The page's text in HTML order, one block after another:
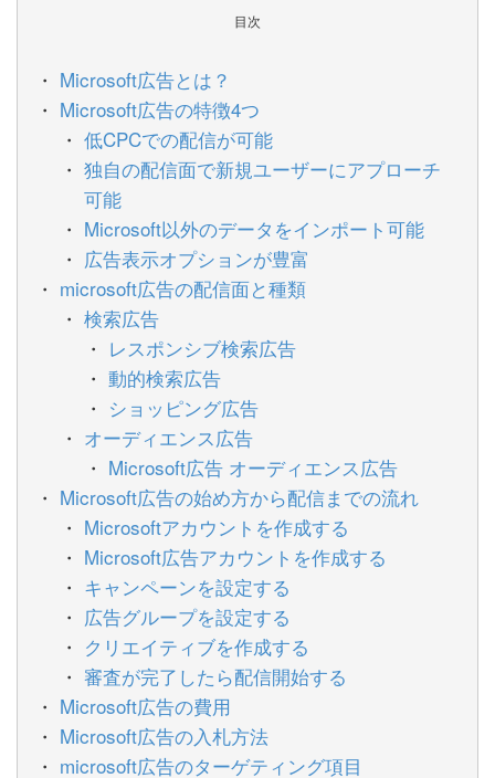
目次
Microsoft広告とは？
Microsoft広告の特徴4つ
低CPCでの配信が可能
独自の配信面で新規ユーザーにアプローチ
可能
Microsoft以外のデータをインポート可能
広告表示オプションが豊富
microsoft広告の配信面と種類
検索広告
レスポンシブ検索広告
動的検索広告
ショッピング広告
オーディエンス広告
Microsoft広告 オーディエンス広告
Microsoft広告の始め方から配信までの流れ
Microsoftアカウントを作成する
Microsoft広告アカウントを作成する
キャンペーンを設定する
広告グループを設定する
クリエイティブを作成する
審査が完了したら配信開始する
Microsoft広告の費用
Microsoft広告の入札方法
microsoft広告のターゲティング項目